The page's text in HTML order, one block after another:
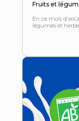
Fruits et
En ce mois
légumes et